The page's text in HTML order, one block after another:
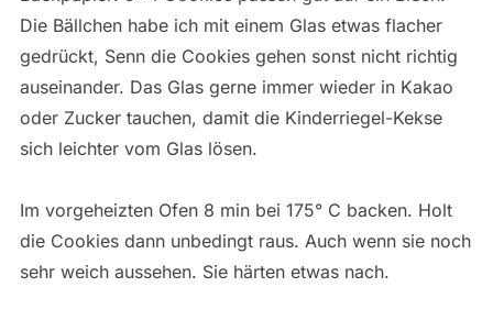
Die Bällchen habe ich mit einem Glas etwas flacher
gedrückt, Senn die Cookies gehen sonst nicht richtig
auseinander. Das Glas gerne immer wieder in Kakao
oder Zucker tauchen, damit die Kinderriegel-Kekse
sich leichter vom Glas lösen.
Im vorgeheizten Ofen 8 min bei 175° C backen. Holt
die Cookies dann unbedingt raus. Auch wenn sie noch
sehr weich aussehen. Sie härten etwas nach.